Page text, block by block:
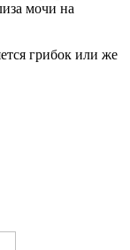
мочи на
грибок или же